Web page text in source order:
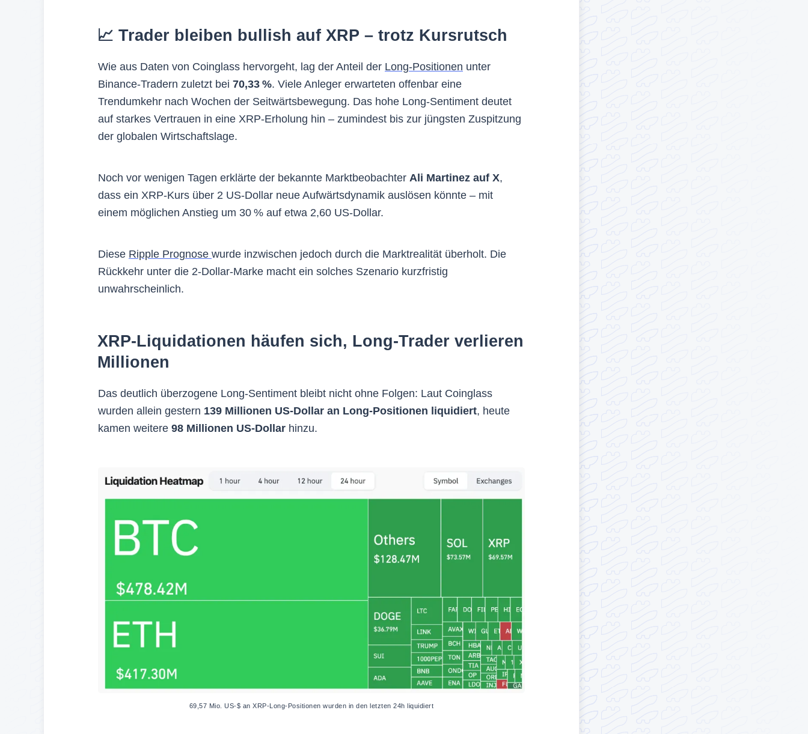
📈 Trader bleiben bullish auf XRP – trotz Kursrutsch
Wie aus Daten von Coinglass hervorgeht, lag der Anteil der Long-Positionen unter
Binance-Tradern zuletzt bei 70,33 %. Viele Anleger erwarteten offenbar eine
Trendumkehr nach Wochen der Seitwärtsbewegung. Das hohe Long-Sentiment deutet
auf starkes Vertrauen in eine XRP-Erholung hin – zumindest bis zur jüngsten Zuspitzung
der globalen Wirtschaftslage.
Noch vor wenigen Tagen erklärte der bekannte Marktbeobachter Ali Martinez auf X,
dass ein XRP-Kurs über 2 US-Dollar neue Aufwärtsdynamik auslösen könnte – mit
einem möglichen Anstieg um 30 % auf etwa 2,60 US-Dollar.
Diese Ripple Prognose wurde inzwischen jedoch durch die Marktrealität überholt. Die
Rückkehr unter die 2-Dollar-Marke macht ein solches Szenario kurzfristig
unwahrscheinlich.
XRP-Liquidationen häufen sich, Long-Trader verlieren
Millionen
Das deutlich überzogene Long-Sentiment bleibt nicht ohne Folgen: Laut Coinglass
wurden allein gestern 139 Millionen US-Dollar an Long-Positionen liquidiert, heute
kamen weitere 98 Millionen US-Dollar hinzu.
69,57 Mio. US-$ an XRP-Long-Positionen wurden in den letzten 24h liquidiert